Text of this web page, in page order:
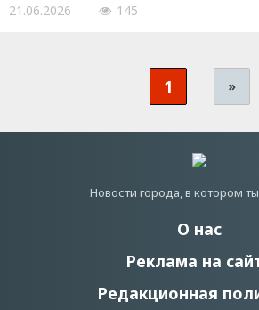
21.06.2026 145
1 »
Новости города, в котором
О нас
Реклама на
Редакционная